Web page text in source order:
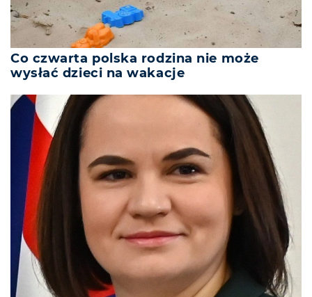
Co czwarta polska rodzina nie może
wysłać dzieci na wakacje